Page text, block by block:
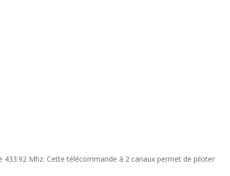
Mhz. Cette télécommande à 2 canaux permet de piloter